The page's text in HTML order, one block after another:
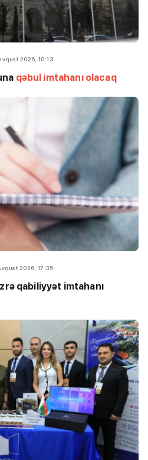
2026, 10:13
qəbul imtahanı olacaq
2026, 17:35
qabiliyyət imtahanı